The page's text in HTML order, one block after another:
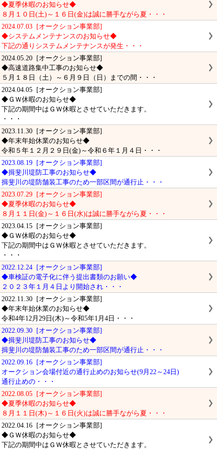
◆夏季休暇のお知らせ◆
８月１０日(土)～１６日(金)は誠に勝手ながら夏・・・
2024.07.03 [オークション事業部]
◆システムメンテナンスのお知らせ◆
下記の通りシステムメンテナンスが発生・・・
2024.05.20 [オークション事業部]
◆高速道路集中工事のお知らせ◆
５月１８日（土）～６月９日（日）までの間・・・
2024.04.05 [オークション事業部]
◆ＧＷ休暇のお知らせ◆
下記の期間中はＧＷ休暇とさせていただきます。
・・・
2023.11.30 [オークション事業部]
◆年末年始休業のお知らせ◆
令和５年１２月２９日(金)～令和６年１月４日・・・
2023.08.19 [オークション事業部]
◆揖斐川堤防工事のお知らせ◆
揖斐川の堤防舗装工事のため一部区間が通行止・・・
2023.07.29 [オークション事業部]
◆夏季休暇のお知らせ◆
８月１１日(金)～１６日(水)は誠に勝手ながら夏・・・
2023.04.15 [オークション事業部]
◆ＧＷ休暇のお知らせ◆
下記の期間中はＧＷ休暇とさせていただきます。
・・・
2022.12.24 [オークション事業部]
◆車検証の電子化に伴う提出書類のお願い◆
２０２３年１月４日より開始され・・・
2022.11.30 [オークション事業部]
◆年末年始休業のお知らせ◆
令和4年12月29日(木)～令和5年1月4日・・・
2022.09.30 [オークション事業部]
◆揖斐川堤防工事のお知らせ◆
揖斐川の堤防舗装工事のため一部区間が通行止・・・
2022.09.16 [オークション事業部]
オークション会場付近の通行止めのお知らせ(9月22～24日)
通行止めの・・・
2022.08.05 [オークション事業部]
◆夏季休暇のお知らせ◆
８月１１日(木)～１６日(火)は誠に勝手ながら夏・・・
2022.04.16 [オークション事業部]
◆ＧＷ休暇のお知らせ◆
下記の期間中はＧＷ休暇とさせていただきます。